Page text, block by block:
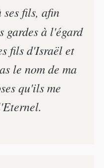
fils, afin
gardes à l'égard
fils d'Israël et
le nom de ma
qu'ils me